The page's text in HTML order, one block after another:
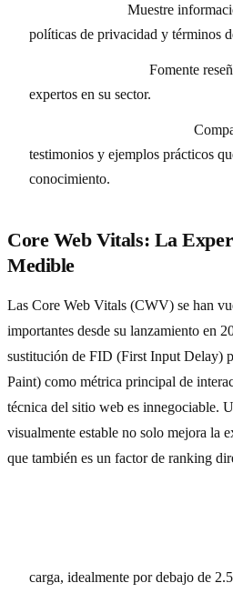
Muestre
políticas de privacidad y términos
Fomente
expertos en su sector.
testimonios y ejemplos prácticos
conocimiento.
Core Web Vitals: La
Medible
Las Core Web Vitals (CWV) se han
importantes desde su lanzamiento en
sustitución de FID (First Input Delay)
Paint) como métrica principal de
técnica del sitio web es innegociable.
visualmente estable no solo mejora la
que también es un factor de ranking
carga, idealmente por debajo de